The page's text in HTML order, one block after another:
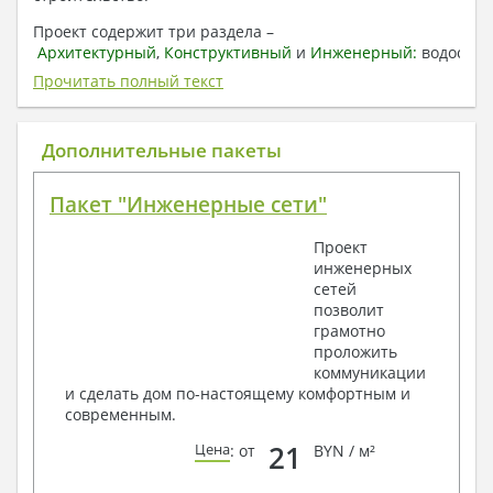
Проект содержит три раздела –
Архитектурный, Конструктивный и Инженерный:
отопление, вентиляция, канализация,
электроснабжение (приобретается за дополнительную
плату) + Пояснительная записка.
1. Архитектурный раздел:
План координационных осей
Поэтажные маркировочные планы с
Разрезы и состав конструкций
Фасады с ведомостью внешних отделок
Элементы проемов – спецификация
Ведомость перемычек – сечения и
спецификация
Экспликация полов
Архитектурные узлы в конструкциях
Прочитать полный текст
Дополнительные пакеты
Пакет "Инженерные сети"
Проект
инженерных
сетей
позволит
грамотно
проложить
коммуникации
и сделать дом по-настоящему комфортным и
современным.
Цена: от 21 BYN / м²